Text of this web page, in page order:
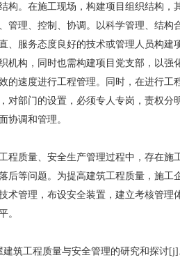
。在施工现场，构建项目组织结构，
管理、控制、协调。以科学管理、结构
、服务态度良好的技术或管理人员构建
机构，同时也需构建项目党支部，以强
的速度进行工程管理。同时，在进行工
对部门的设置，必须专人专岗，责权分
协调和管理。
质量、安全生产管理过程中，存在施
后等问题。为提高建筑工程质量，施工
术管理，布设安全装置，建立考核管理
。
工程质量与安全管理的研究和探讨[j].